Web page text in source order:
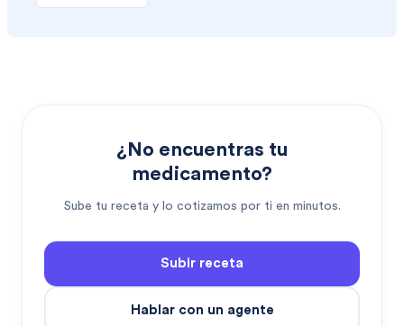
¿No encuentras tu
medicamento?
Sube tu receta y lo cotizamos por ti en minutos.
Subir receta
Hablar con un agente